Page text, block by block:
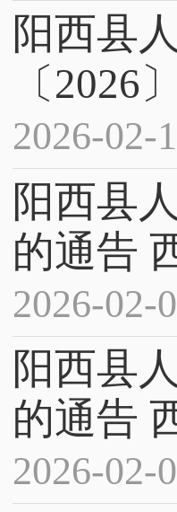
阳西县
〔2026
2026-02-
阳西县
的通告
2026-02-
阳西县
的通告
2026-02-